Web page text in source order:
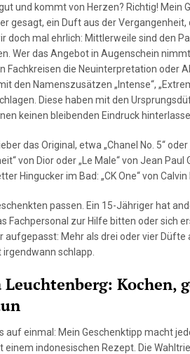
und kommt von Herzen? Richtig! Mein
gesagt, ein Duft aus der Vergangenheit,
doch mal ehrlich: Mittlerweile sind den
Wer das Angebot in Augenschein
Fachkreisen die Neuinterpretation oder
den Namenszusätzen „Intense“,
Diese haben mit den
keinen bleibenden Eindruck
das Original, etwa „Chanel No. 5“
von Dior oder „Le Male“ von Jean Paul
Hingucker im Bad: „CK One“ von Calvin
passen. Ein 15-Jähriger hat
Fachpersonal zur Hilfe bitten oder sich
aufgepasst: Mehr als drei oder vier
schlapp.
Kochen,
auf einmal: Mein Geschenktipp macht
einem indonesischen Rezept. Die